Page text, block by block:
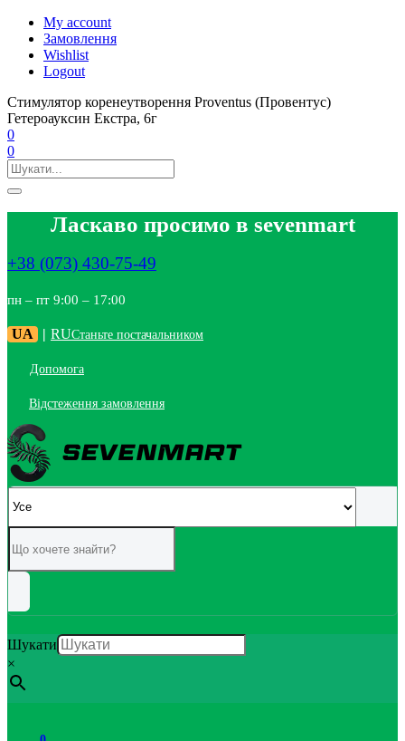
My account
Замовлення
Wishlist
Logout
Стимулятор коренеутворення Proventus (Провентус)
Гетероауксин Екстра, 6г
0
0
Ласкаво просимо в sevenmart
+38 (073) 430-75-49
пн – пт 9:00 – 17:00
UA | RUСтаньте постачальником
Допомога
Відстеження замовлення
Шукати
×